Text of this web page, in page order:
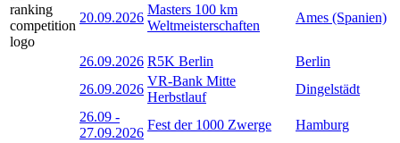
20.09.2026
Masters 100 km
Weltmeisterschaften
Ames (Spanien)
26.09.2026 R5K Berlin
Berlin
26.09.2026
VR-Bank Mitte
Herbstlauf
Dingelstädt
26.09 -
27.09.2026
Fest der 1000 Zwerge
Hamburg